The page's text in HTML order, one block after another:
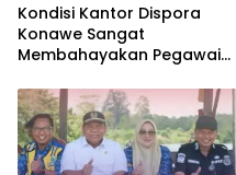
Kondisi Kantor Dispora
Konawe Sangat
Membahayakan Pegawai